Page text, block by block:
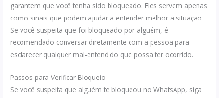
garantem que você tenha sido bloqueado. Eles servem apenas
como sinais que podem ajudar a entender melhor a situação.
Se você suspeita que foi bloqueado por alguém, é
recomendado conversar diretamente com a pessoa para
esclarecer qualquer mal-entendido que possa ter ocorrido.
Passos para Verificar Bloqueio
Se você suspeita que alguém te bloqueou no WhatsApp, siga